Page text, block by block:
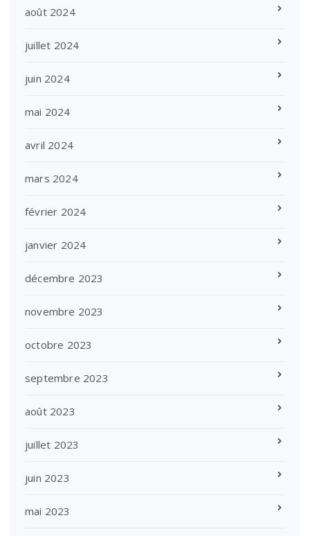
août 2024
juillet 2024
juin 2024
mai 2024
avril 2024
mars 2024
février 2024
janvier 2024
décembre 2023
novembre 2023
octobre 2023
septembre 2023
août 2023
juillet 2023
juin 2023
mai 2023